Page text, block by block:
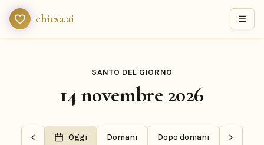
chiesa.ai
SANTO DEL GIORNO
14 novembre 2026
Oggi Domani Dopo domani